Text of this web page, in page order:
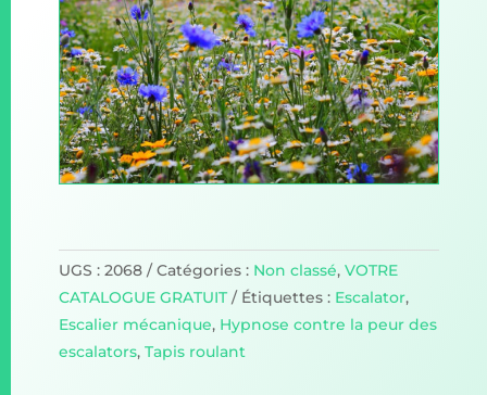
UGS : 2068 Catégories : Non classé, VOTRE
CATALOGUE GRATUIT
Étiquettes : Escalator,
Escalier mécanique, Hypnose contre la peur des
escalators, Tapis roulant